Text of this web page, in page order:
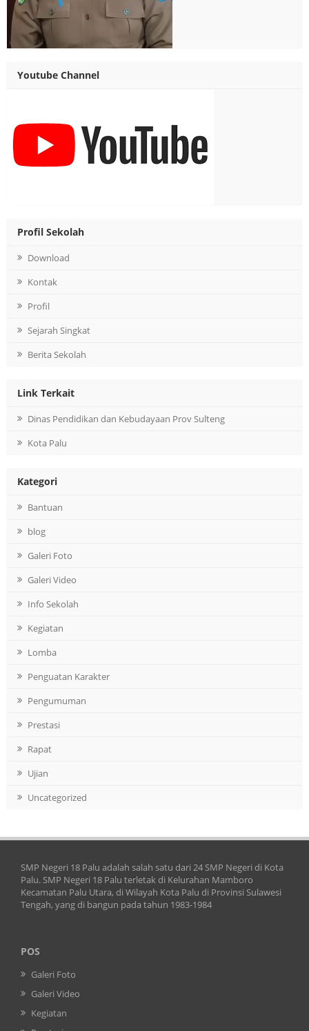
Youtube Channel
Profil Sekolah
Download
Kontak
Profil
Sejarah Singkat
Berita Sekolah
Link Terkait
Dinas Pendidikan dan Kebudayaan Prov Sulteng
Kota Palu
Kategori
Bantuan
blog
Galeri Foto
Galeri Video
Info Sekolah
Kegiatan
Lomba
Penguatan Karakter
Pengumuman
Prestasi
Rapat
Ujian
Uncategorized
SMP Negeri 18 Palu adalah salah satu dari 24 SMP Negeri di Kota
Palu. SMP Negeri 18 Palu terletak di Kelurahan Mamboro
Kecamatan Palu Utara, di Wilayah Kota Palu di Provinsi Sulawesi
Tengah, yang di bangun pada tahun 1983-1984
POS
Galeri Foto
Galeri Video
Kegiatan